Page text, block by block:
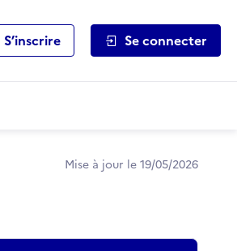
S’inscrire Se connecter
Mise à jour le 19/05/2026